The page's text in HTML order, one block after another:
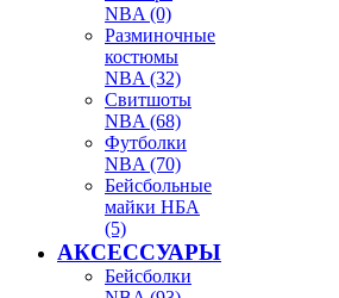
NBA (0)
Разминочные
костюмы
NBA (32)
Свитшоты
NBA (68)
Футболки
NBA (70)
Бейсбольные
майки НБА
(5)
АКСЕССУАРЫ
Бейсболки